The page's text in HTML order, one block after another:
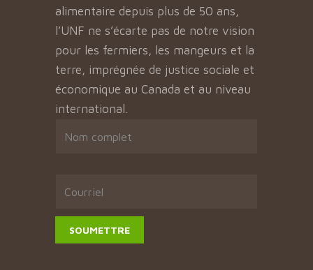
alimentaire depuis plus de 50 ans,
l’UNF ne s’écarte pas de notre vision
pour les fermiers, les mangeurs et la
terre, imprégnée de justice sociale et
économique au Canada et au niveau
international.